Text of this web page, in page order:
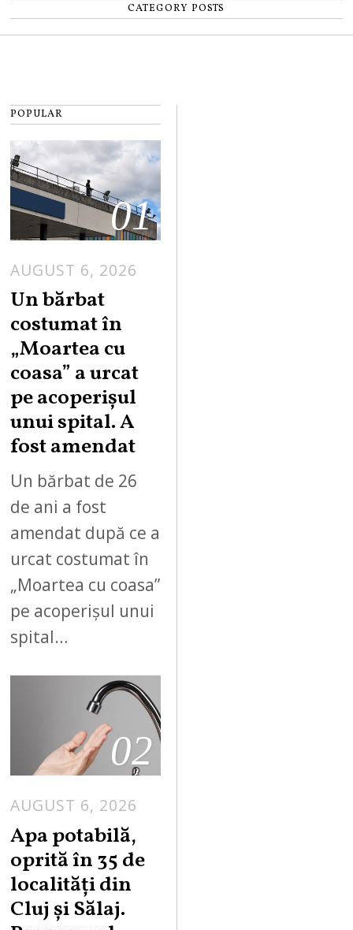
CATEGORY POSTS
POPULAR
01
AUGUST 6, 2026
Un bărbat
costumat în
„Moartea cu
coasa” a urcat
pe acoperișul
unui spital. A
fost amendat
Un bărbat de 26
de ani a fost
amendat după ce a
urcat costumat în
„Moartea cu coasa”
pe acoperișul unui
spital…
02
AUGUST 6, 2026
Apa potabilă,
oprită în 35 de
localități din
Cluj și Sălaj.